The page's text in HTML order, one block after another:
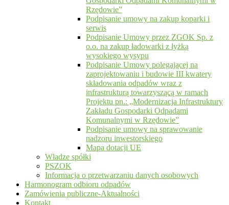
Rzędowie”
Podpisanie umowy na zakup koparki i
serwis
Podpisanie Umowy przez ZGOK Sp. z
o.o. na zakup ładowarki z łyżką
wysokiego wysypu
Podpisanie Umowy polegającej na
zaprojektowaniu i budowie III kwatery
składowania odpadów wraz z
infrastrukturą towarzyszącą w ramach
Projektu pn.: „Modernizacja Infrastruktury
Zakładu Gospodarki Odpadami
Komunalnymi w Rzędowie”
Podpisanie umowy na sprawowanie
nadzoru inwestorskiego
Mapa dotacji UE
Władze spółki
PSZOK
Informacja o przetwarzaniu danych osobowych
Harmonogram odbioru odpadów
Zamówienia publiczne-Aktualności
Kontakt